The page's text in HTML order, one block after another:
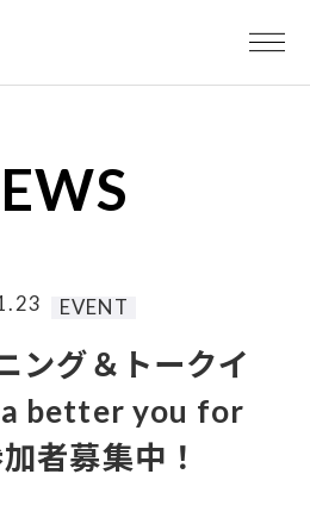
EVENT
グ＆トークイ
a better you for
者募集中！